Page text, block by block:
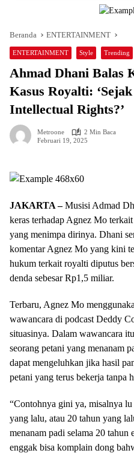
Beranda ENTERTAINMENT
ENTERTAINMENT Style Trending
Ahmad Dhani Balas
Kasus Royalti:
Intellectual Rights?’
Metroone
2 Min Baca
Februari 19, 2025
JAKARTA –Musisi Admad
keras terhadap Agnez Mo
yang menimpa dirinya. Dhani
komentar Agnez Mo yang kini
hukum terkait royalti diputus
denda sebesar Rp1,5 miliar.
Terbaru, Agnez Mo
wawancara di podcast Deddy
situasinya. Dalam wawancara
seorang petani yang menanam
dapat mengeluhkan jika hasil
petani yang terus bekerja tanpa
“Contohnya gini ya, misalnya
yang lalu, atau 20 tahun yang
menanam padi selama 20
enggak bisa komplain dong